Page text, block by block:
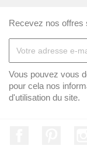
Recevez nos offres
Vous pouvez vous
pour cela nos
d'utilisation du site.